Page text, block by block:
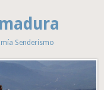
Senderismo